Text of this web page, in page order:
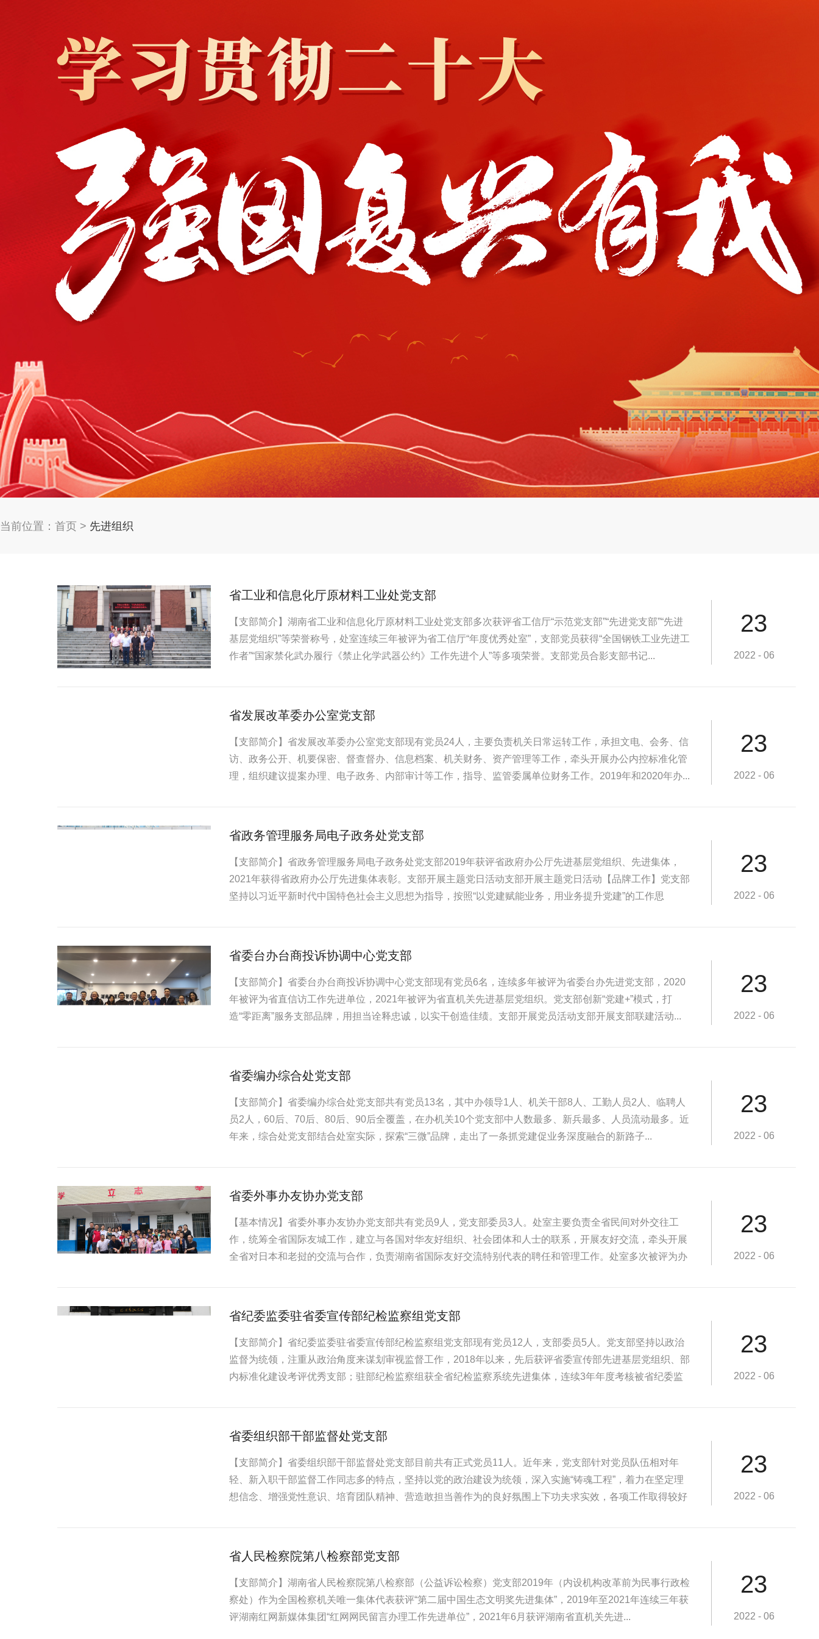
当前位置： 首页 > 先进组织
省工业和信息化厅原材料工业处党支部
【支部简介】湖南省工业和信息化厅原材料工业处党支部多次获评省工信厅“示范党支部”“先进党支部”“先进
基层党组织”等荣誉称号，处室连续三年被评为省工信厅“年度优秀处室”，支部党员获得“全国钢铁工业先进工
作者”“国家禁化武办履行《禁止化学武器公约》工作先进个人”等多项荣誉。支部党员合影支部书记...
23
2022 - 06
省发展改革委办公室党支部
【支部简介】省发展改革委办公室党支部现有党员24人，主要负责机关日常运转工作，承担文电、会务、信
访、政务公开、机要保密、督查督办、信息档案、机关财务、资产管理等工作，牵头开展办公内控标准化管
理，组织建议提案办理、电子政务、内部审计等工作，指导、监管委属单位财务工作。2019年和2020年办...
23
2022 - 06
省政务管理服务局电子政务处党支部
【支部简介】省政务管理服务局电子政务处党支部2019年获评省政府办公厅先进基层党组织、先进集体，
2021年获得省政府办公厅先进集体表彰。支部开展主题党日活动支部开展主题党日活动【品牌工作】党支部
坚持以习近平新时代中国特色社会主义思想为指导，按照“以党建赋能业务，用业务提升党建”的工作思
23
2022 - 06
省委台办台商投诉协调中心党支部
【支部简介】省委台办台商投诉协调中心党支部现有党员6名，连续多年被评为省委台办先进党支部，2020
年被评为省直信访工作先进单位，2021年被评为省直机关先进基层党组织。党支部创新“党建+”模式，打
造“零距离”服务支部品牌，用担当诠释忠诚，以实干创造佳绩。支部开展党员活动支部开展支部联建活动...
23
2022 - 06
省委编办综合处党支部
【支部简介】省委编办综合处党支部共有党员13名，其中办领导1人、机关干部8人、工勤人员2人、临聘人
员2人，60后、70后、80后、90后全覆盖，在办机关10个党支部中人数最多、新兵最多、人员流动最多。近
年来，综合处党支部结合处室实际，探索“三微”品牌，走出了一条抓党建促业务深度融合的新路子...
23
2022 - 06
省委外事办友协办党支部
【基本情况】省委外事办友协办党支部共有党员9人，党支部委员3人。处室主要负责全省民间对外交往工
作，统筹全省国际友城工作，建立与各国对华友好组织、社会团体和人士的联系，开展友好交流，牵头开展
全省对日本和老挝的交流与合作，负责湖南省国际友好交流特别代表的聘任和管理工作。处室多次被评为办
23
2022 - 06
省纪委监委驻省委宣传部纪检监察组党支部
【支部简介】省纪委监委驻省委宣传部纪检监察组党支部现有党员12人，支部委员5人。党支部坚持以政治
监督为统领，注重从政治角度来谋划审视监督工作，2018年以来，先后获评省委宣传部先进基层党组织、部
内标准化建设考评优秀支部；驻部纪检监察组获全省纪检监察系统先进集体，连续3年年度考核被省纪委监
23
2022 - 06
省委组织部干部监督处党支部
【支部简介】省委组织部干部监督处党支部目前共有正式党员11人。近年来，党支部针对党员队伍相对年
轻、新入职干部监督工作同志多的特点，坚持以党的政治建设为统领，深入实施“铸魂工程”，着力在坚定理
想信念、增强党性意识、培育团队精神、营造敢担当善作为的良好氛围上下功夫求实效，各项工作取得较好
23
2022 - 06
省人民检察院第八检察部党支部
【支部简介】湖南省人民检察院第八检察部（公益诉讼检察）党支部2019年（内设机构改革前为民事行政检
察处）作为全国检察机关唯一集体代表获评“第二届中国生态文明奖先进集体”，2019年至2021年连续三年获
评湖南红网新媒体集团“红网网民留言办理工作先进单位”，2021年6月获评湖南省直机关先进...
23
2022 - 06